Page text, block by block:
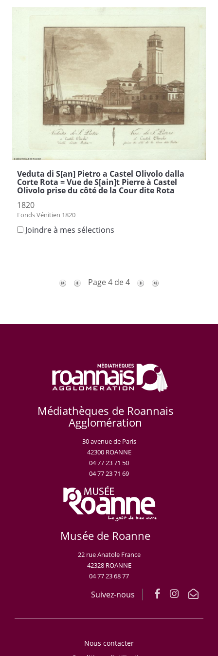
Veduta di S[an] Pietro a Castel Olivolo dalla
Corte Rota = Vue de S[ain]t Pierre à Castel
Olivolo prise du côté de la Cour dite Rota
1820
Fonds Vénitien 1820
Joindre à mes sélections
Page 4 de 4
Médiathèques de Roannais
Agglomération
30 avenue de Paris
42300 ROANNE
04 77 23 71 50
04 77 23 71 69
Musée de Roanne
22 rue Anatole France
42328 ROANNE
04 77 23 68 77
Suivez-nous
Nous contacter